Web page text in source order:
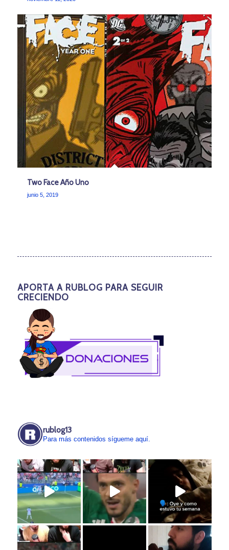
Two Face Año Uno
junio 5, 2019
APORTA A RUBLOG PARA SEGUIR
CRECIENDO
rublog13
Para más contenidos sígueme aquí.